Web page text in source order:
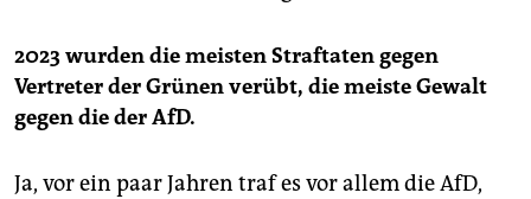
2023 wurden die meisten Straftaten gegen
Vertreter der Grünen verübt, die meiste Gewalt
gegen die der AfD.
Ja, vor ein paar Jahren traf es vor allem die AfD,